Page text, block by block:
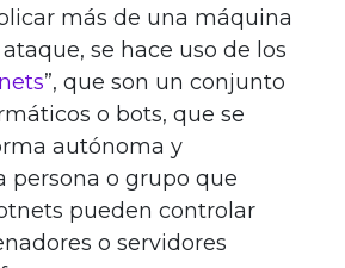
más de una máquina
se hace uso de los
”, que son un conjunto
o bots, que se
autónoma y
persona o grupo que
pueden controlar
o servidores